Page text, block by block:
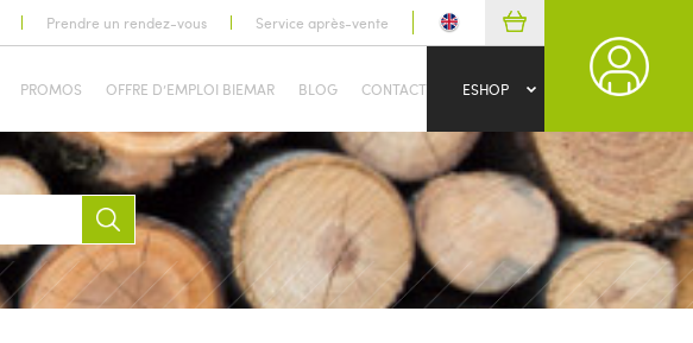
Prendre un rendez-vous Service après-vente
PROMOS OFFRE D’EMPLOI BIEMAR BLOG CONTACT ESHOP